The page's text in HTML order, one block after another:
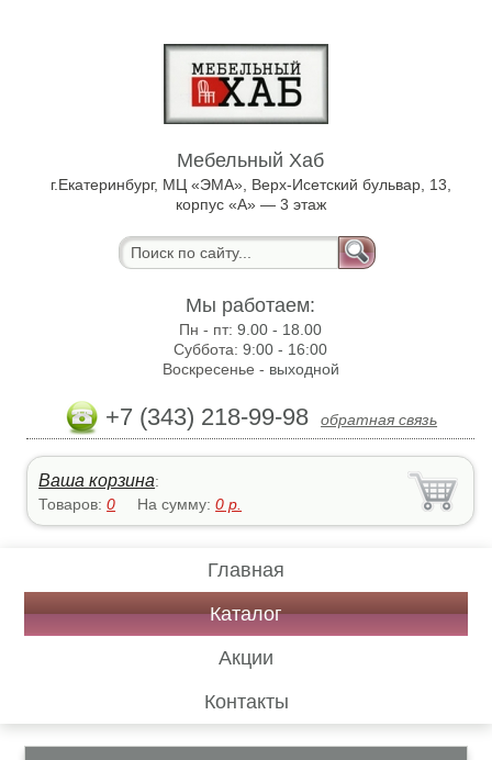
Мебельный Хаб
г.Екатеринбург, МЦ «ЭМА», Верх-Исетский бульвар, 13,
корпус «А» — 3 этаж
Мы работаем:
Пн - пт:9.00 - 18.00
Суббота:9:00 - 16:00
Воскресенье - выходной
+7 (343) 218-99-98 обратная связь
Ваша корзина:
Товаров:0 На сумму:0 р.
Главная
Каталог
Акции
Контакты